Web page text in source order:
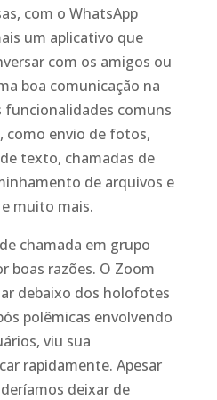
com o WhatsApp
um aplicativo que
com os amigos ou
boa comunicação na
funcionalidades comuns
como envio de fotos,
texto, chamadas de
de arquivos e
muito mais.
chamada em grupo
boas razões. O Zoom
debaixo dos holofotes
polêmicas envolvendo
viu sua
rapidamente. Apesar
deixar de